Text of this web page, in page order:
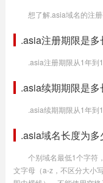
想了解.asia域名的注
.asia注册期限是多
.asia注册期限从1年到
.asia续期期限是多
.asia续期期限从1年到
.asia域名长度为
个别域名最低1个字符
文字母（a-z，不区分大小